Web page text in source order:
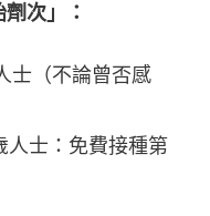
次」：
士（不論曾否感
人士：免費接種第